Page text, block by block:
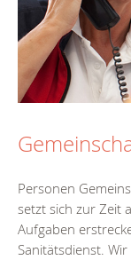
Personen
setzt sich zur Zeit
Aufgaben
Sanitätsdienst.